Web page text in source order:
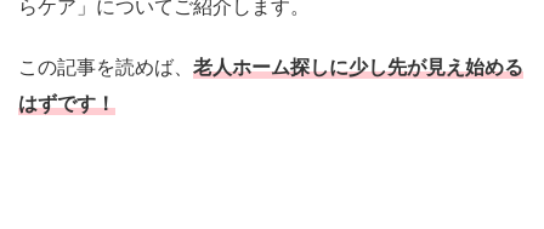
らケア」についてご紹介します。
この記事を読めば、 老人ホーム探しに少し先が見え始める
はずです！